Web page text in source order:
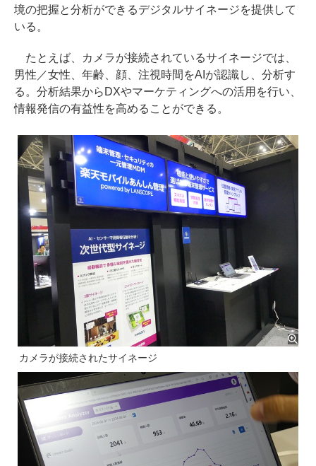
境の把握と分析ができるデジタルサイネージを提供して
いる。
たとえば、カメラが接続されているサイネージでは、
男性／女性、年齢、顔、注視時間をAIが認識し、分析す
る。分析結果からDXやマーケティングへの活用を行い、
情報発信の有益性を高めることができる。
カメラが接続されたサイネージ